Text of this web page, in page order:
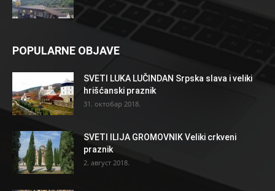
POPULARNE OBJAVE
SVETI LUKA LUČINDAN Srpska slava i veliki
hrišćanski praznik
31. октобар 2018.
SVETI ILIJA GROMOVNIK Veliki crkveni
praznik
2. август 2018.